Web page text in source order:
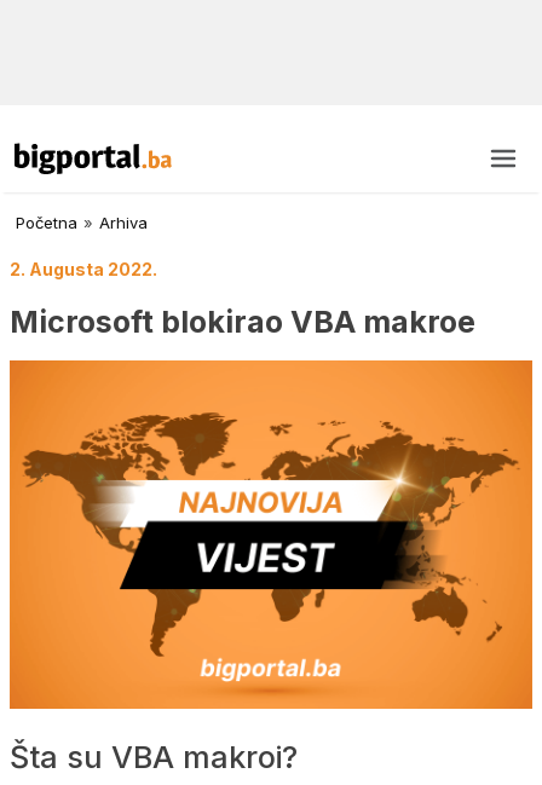
Početna » Arhiva
2. Augusta 2022.
Microsoft blokirao VBA makroe
Šta su VBA makroi?